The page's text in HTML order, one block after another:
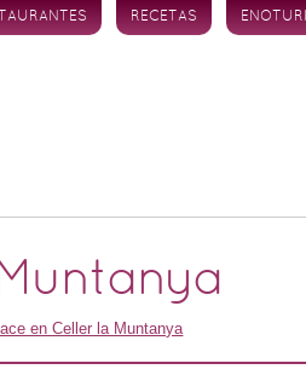
RECETAS
en Celler la Muntanya